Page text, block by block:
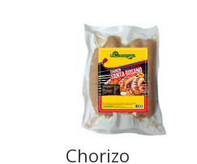
Chorizo